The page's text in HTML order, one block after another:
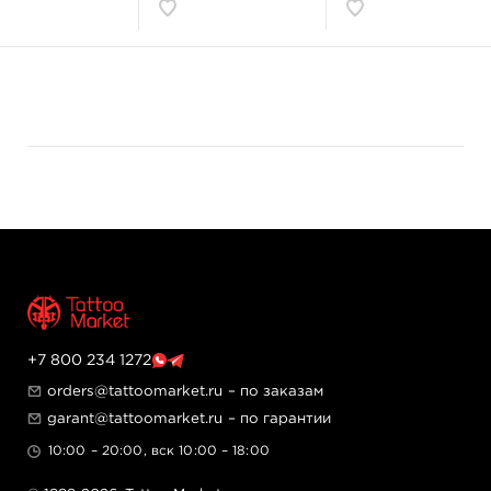
• Иглы из специальной хирургической нержавеющей
стали AISI316L.
+7 800 234 1272
orders@tattoomarket.ru – по заказам
garant@tattoomarket.ru – по гарантии
10:00 – 20:00, вск 10:00 – 18:00